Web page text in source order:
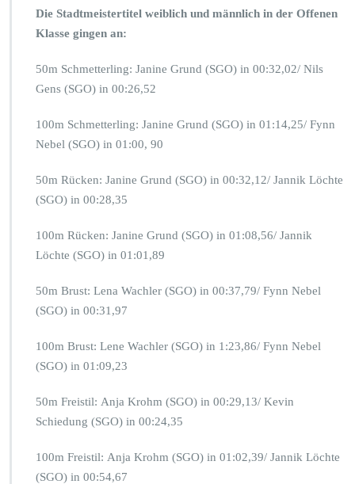
Die Stadtmeistertitel weiblich und männlich in der Offenen
Klasse gingen an:
50m Schmetterling: Janine Grund (SGO) in 00:32,02/ Nils
Gens (SGO) in 00:26,52
100m Schmetterling: Janine Grund (SGO) in 01:14,25/ Fynn
Nebel (SGO) in 01:00, 90
50m Rücken: Janine Grund (SGO) in 00:32,12/ Jannik Löchte
(SGO) in 00:28,35
100m Rücken: Janine Grund (SGO) in 01:08,56/ Jannik
Löchte (SGO) in 01:01,89
50m Brust: Lena Wachler (SGO) in 00:37,79/ Fynn Nebel
(SGO) in 00:31,97
100m Brust: Lene Wachler (SGO) in 1:23,86/ Fynn Nebel
(SGO) in 01:09,23
50m Freistil: Anja Krohm (SGO) in 00:29,13/ Kevin
Schiedung (SGO) in 00:24,35
100m Freistil: Anja Krohm (SGO) in 01:02,39/ Jannik Löchte
(SGO) in 00:54,67